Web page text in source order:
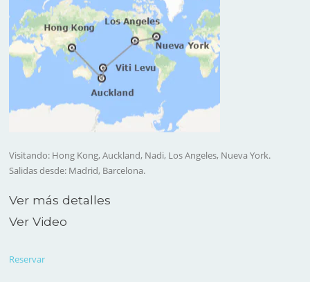
Visitando: Hong Kong, Auckland, Nadi, Los Angeles, Nueva York.
Salidas desde: Madrid, Barcelona.
Ver más detalles
Ver Video
Reservar